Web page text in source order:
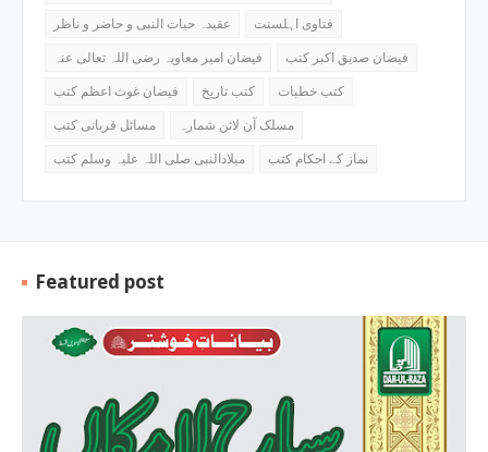
عقیدہ حیات النبی و حاضر و ناظر
فتاوی اہلسنت
فیضان امیر معاویہ رضی اللہ تعالی عنہ
فیضان صدیق اکبر کتب
فیضان غوث اعظم کتب
کتب تاریخ
کتب خطبات
مسائل قربانی کتب
مسلک آن لائن شمارہ
میلادالنبی صلی اللہ علیہ وسلم کتب
نماز کے احکام کتب
Featured post